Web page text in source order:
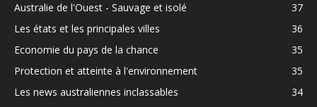
Australie de l'Ouest - Sauvage et isolé
37
Les états et les principales villes
36
Economie du pays de la chance
35
Protection et atteinte à l'environnement
35
Les news australiennes inclassables
34